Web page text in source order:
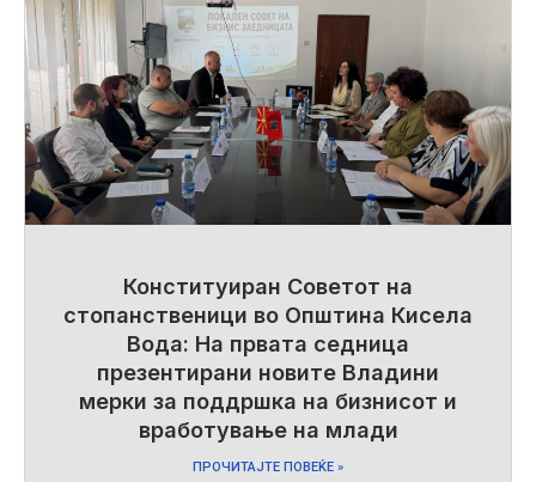
Конституиран Советот на
стопанственици во Општина Кисела
Вода: На првата седница
презентирани новите Владини
мерки за поддршка на бизнисот и
вработување на млади
ПРОЧИТАЈТЕ ПОВЕЌЕ »